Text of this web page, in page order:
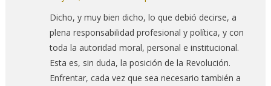
Dicho, y muy bien dicho, lo que debió decirse, a
plena responsabilidad profesional y política, y con
toda la autoridad moral, personal e institucional.
Esta es, sin duda, la posición de la Revolución.
Enfrentar, cada vez que sea necesario también a